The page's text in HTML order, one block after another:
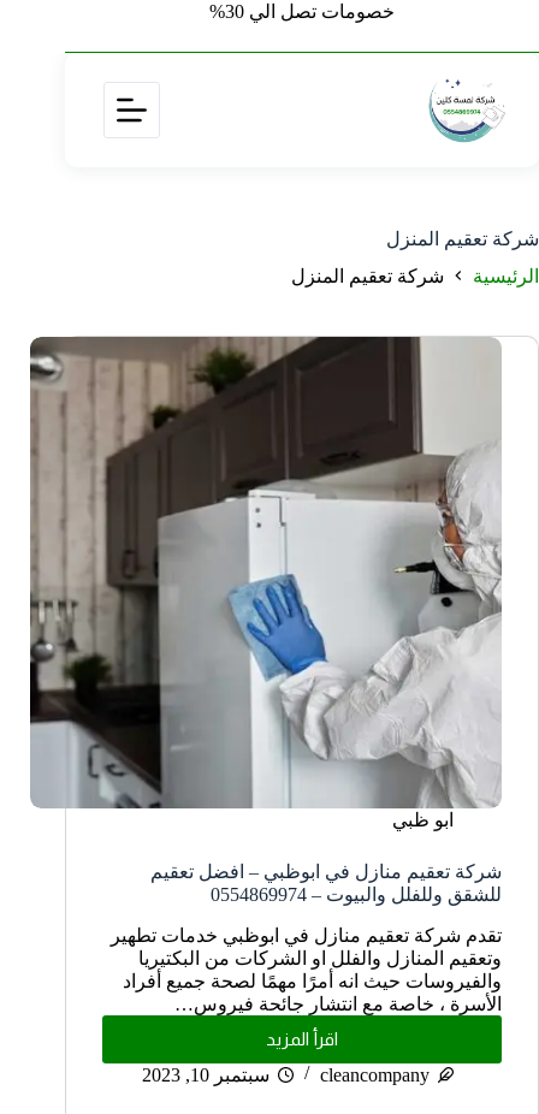
خصومات تصل الي 30%
شركة تعقيم المنزل
الرئيسية
شركة تعقيم المنزل
ابو ظبي
شركة تعقيم منازل في ابوظبي – افضل تعقيم
للشقق وللفلل والبيوت – 0554869974
تقدم شركة تعقيم منازل في ابوظبي خدمات تطهير
وتعقيم المنازل والفلل او الشركات من البكتيريا
والفيروسات حيث انه أمرًا مهمًا لصحة جميع أفراد
الأسرة ، خاصة مع انتشار جائحة فيروس…
اقرأ المزيد
cleancompany
سبتمبر 10, 2023